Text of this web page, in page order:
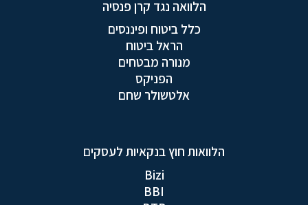
הלוואה נגד קרן פנסיה
כלל ביטוח ופיננסים
הראל ביטוח
מנורה מבטחים
הפניקס
אלטשולר שחם
הלוואות חוץ בנקאיות לעסקים
Bizi
BBI